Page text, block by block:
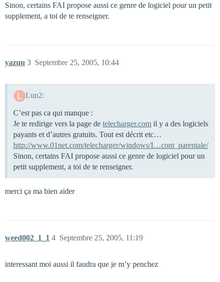
Sinon, certains FAI propose aussi ce genre de logiciel pour un petit
supplement, a toi de te renseigner.
yazuu Septembre 25, 2005, 10:44
3
Lun2:
C’est pas ca qui manque :
Je te redirige vers la page de telecharger.com il y a des logiciels
payants et d’autres gratuits. Tout est décrit etc…
http://www.01net.com/telecharger/windows/I…cont_parentale/
Sinon, certains FAI propose aussi ce genre de logiciel pour un
petit supplement, a toi de te renseigner.
merci ça ma bien aider
weed002_1_1 Septembre 25, 2005, 11:19
4
interessant moi aussi il faudra que je m’y penchez